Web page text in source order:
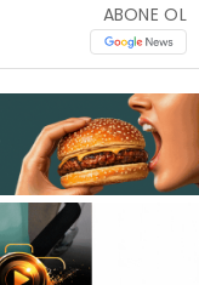
Instagram
Youtube
ABONE OL